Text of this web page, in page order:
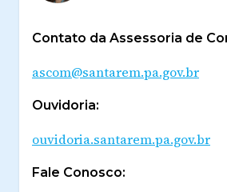
Contato da Assessoria de
ascom@santarem.pa.gov.br
Ouvidoria:
ouvidoria.santarem.pa.gov.br
Fale Conosco: